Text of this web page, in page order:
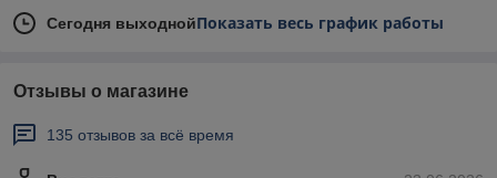
Сегодня выходнойПоказать весь график работы
Отзывы о магазине
135 отзывов за всё время